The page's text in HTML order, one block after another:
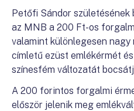
Petőfi Sándor
az MNB a 200 Ft-os
valamint különlegesen
címletű ezüst emlékérmét
színesfém változatát
A 200 forintos forgalmi
először jelenik meg